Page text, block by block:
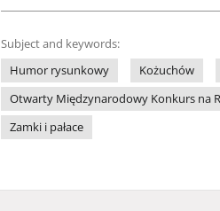
Subject and keywords:
Humor rysunkowy
Kożuchów
Otwarty Międzynarodowy Konkurs na
Zamki i pałace